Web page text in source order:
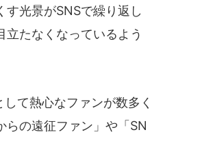
光景がSNSで繰り返し
たなくなっているよう
て熱心なファンが数多く
らの遠征ファン」や「SN